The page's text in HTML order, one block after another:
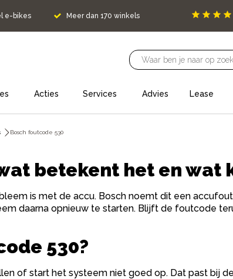
e-bikes Meer dan 170 winkels
Acties Services Advies Lease
Bosch foutcode 530
betekent het en wat
is met de accu. Bosch noemt dit een
daarna opnieuw te starten. Blijft de foutcode
530?
of start het systeem niet goed op. Dat past bij